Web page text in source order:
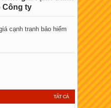
Công ty
cạnh tranh bảo hiểm
TẤT CẢ